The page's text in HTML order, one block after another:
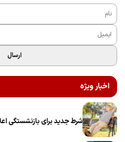
ارسال
اخبار ویژه
شرط جدید برای بازنشستگی